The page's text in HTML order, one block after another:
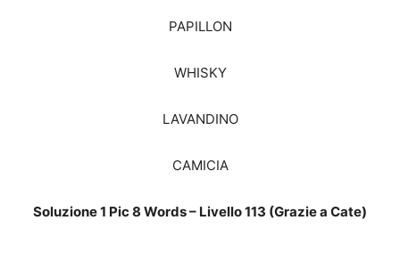
PAPILLON
WHISKY
LAVANDINO
CAMICIA
Soluzione 1 Pic 8 Words – Livello 113 (Grazie a Cate)